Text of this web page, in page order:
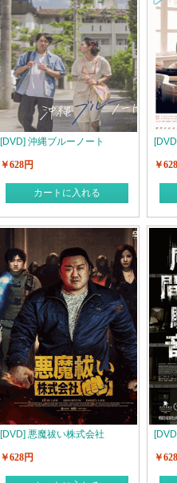
[DVD] 沖縄ブルーノート
￥628円
カートに入れる
￥
[DVD] 悪魔祓い株式会社
￥628円 ￥